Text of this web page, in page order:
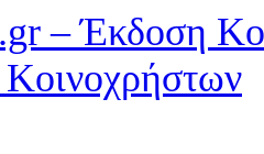
– Έκδοση